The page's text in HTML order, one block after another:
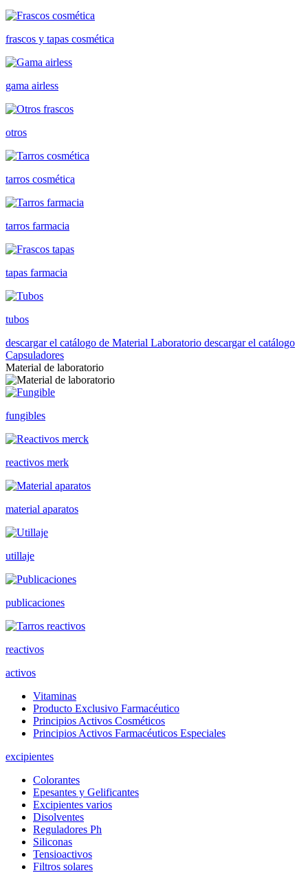
frascos y tapas cosmética
gama airless
otros
tarros cosmética
tarros farmacia
tapas farmacia
tubos
descargar el catálogo de Material Laboratorio descargar el catálogo
Capsuladores
Material de laboratorio
fungibles
reactivos merk
material aparatos
utillaje
publicaciones
reactivos
activos
Vitaminas
Producto Exclusivo Farmacéutico
Principios Activos Cosméticos
Principios Activos Farmacéuticos Especiales
excipientes
Colorantes
Epesantes y Gelificantes
Excipientes varios
Disolventes
Reguladores Ph
Siliconas
Tensioactivos
Filtros solares